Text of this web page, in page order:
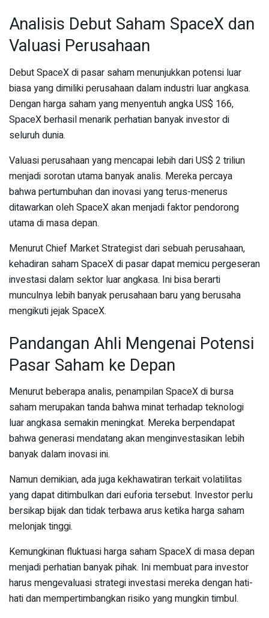
Analisis Debut Saham SpaceX dan
Valuasi Perusahaan
Debut SpaceX di pasar saham menunjukkan potensi luar
biasa yang dimiliki perusahaan dalam industri luar angkasa.
Dengan harga saham yang menyentuh angka US$ 166,
SpaceX berhasil menarik perhatian banyak investor di
seluruh dunia.
Valuasi perusahaan yang mencapai lebih dari US$ 2 triliun
menjadi sorotan utama banyak analis. Mereka percaya
bahwa pertumbuhan dan inovasi yang terus-menerus
ditawarkan oleh SpaceX akan menjadi faktor pendorong
utama di masa depan.
Menurut Chief Market Strategist dari sebuah perusahaan,
kehadiran saham SpaceX di pasar dapat memicu pergeseran
investasi dalam sektor luar angkasa. Ini bisa berarti
munculnya lebih banyak perusahaan baru yang berusaha
mengikuti jejak SpaceX.
Pandangan Ahli Mengenai Potensi
Pasar Saham ke Depan
Menurut beberapa analis, penampilan SpaceX di bursa
saham merupakan tanda bahwa minat terhadap teknologi
luar angkasa semakin meningkat. Mereka berpendapat
bahwa generasi mendatang akan menginvestasikan lebih
banyak dalam inovasi ini.
Namun demikian, ada juga kekhawatiran terkait volatilitas
yang dapat ditimbulkan dari euforia tersebut. Investor perlu
bersikap bijak dan tidak terbawa arus ketika harga saham
melonjak tinggi.
Kemungkinan fluktuasi harga saham SpaceX di masa depan
menjadi perhatian banyak pihak. Ini membuat para investor
harus mengevaluasi strategi investasi mereka dengan hati-
hati dan mempertimbangkan risiko yang mungkin timbul.